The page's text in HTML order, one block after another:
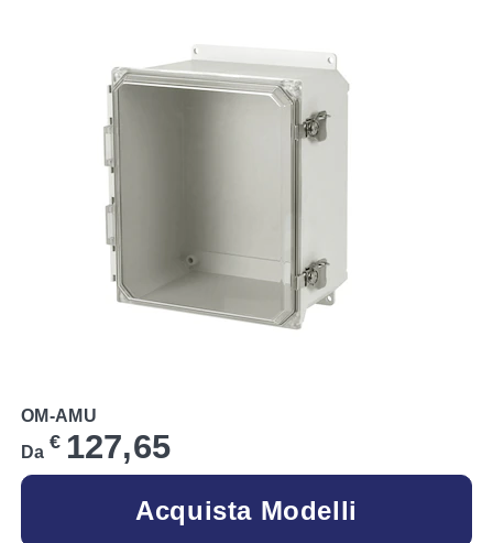
OM-AMU
Da € 127,65
Acquista Modelli